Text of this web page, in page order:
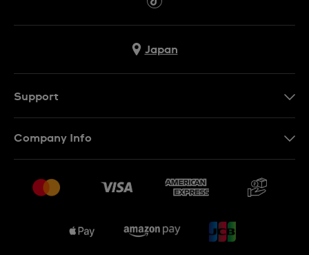
Japan
Support
販売契約条件
Company Info
Swatchで働く